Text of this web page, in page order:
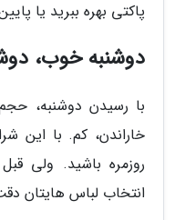
پاکتی بهره ببرید یا
دوشنبه خوب،
با رسیدن دوشنبه،
خاراندن، کم. با این
روزمره باشید. ولی
انتخاب لباس هایتان